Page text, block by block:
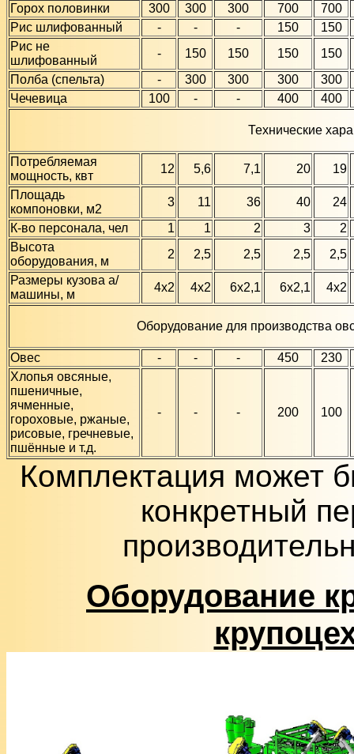
Горох половинки
300 300 300 700
700
Рис шлифованный
- - - 150
150
Рис не
шлифованный
- 150 150 150
150
Полба (спельта)
- 300 300 300
300
Чечевица
100 - - 400 400
Технические
Потребляемая
мощность, квт
12 5,6 7,1 20
19
Площадь
компоновки, м2
3 11 36 40
24
К-во персонала, чел
1 1 2 3
2
Высота
оборудования, м
2 2,5 2,5 2,5
2,5
Размеры кузова а/
машины, м
4х2 4х2 6х2,1 6х2,1 4х2
Оборудование для производства
Овес - - - 450
230
Хлопья овсяные,
пшеничные,
ячменные,
гороховые, ржаные,
рисовые, гречневые,
пшённые и т.д.
- - - 200 100
Комплектация может
конкретный
Оборудование